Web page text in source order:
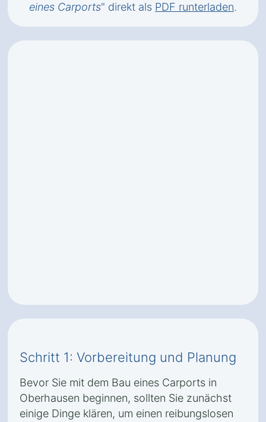
eines Carports" direkt als PDF runterladen.
Schritt 1: Vorbereitung und Planung
Bevor Sie mit dem Bau eines Carports in
Oberhausen beginnen, sollten Sie zunächst
einige Dinge klären, um einen reibungslosen